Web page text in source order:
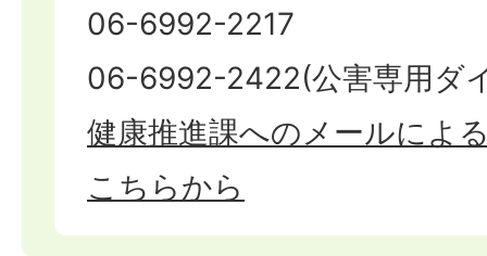
06-6992-2217
06-6992-2422(公害専用ダ
健康推進課へのメールによ
こちらから